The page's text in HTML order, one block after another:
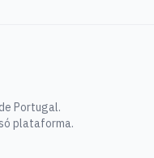
Portugal.
plataforma.